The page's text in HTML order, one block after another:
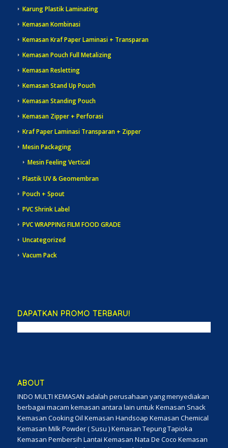
Karung Plastik Laminating
Kemasan Kombinasi
Kemasan Kraf Paper Laminasi + Transparan
Kemasan Pouch Full Metalizing
Kemasan Resletting
Kemasan Stand Up Pouch
Kemasan Standing Pouch
Kemasan Zipper + Perforasi
Kraf Paper Laminasi Transparan + Zipper
Mesin Packaging
Mesin Feeling Vertical
Plastik UV & Geomembran
Pouch + Spout
PVC Shrink Label
PVC WRAPPING FILM FOOD GRADE
Uncategorized
Vacum Pack
DAPATKAN PROMO TERBARU!
ABOUT
INDO MULTI KEMASAN adalah perusahaan yang menyediakan
berbagai macam kemasan antara lain untuk Kemasan Snack
Kemasan Cooking Oil Kemasan Handsoap Kemasan Chemical
Kemasan Milk Powder ( Susu ) Kemasan Tepung Tapioka
Kemasan Pembersih Lantai Kemasan Nata De Coco Kemasan